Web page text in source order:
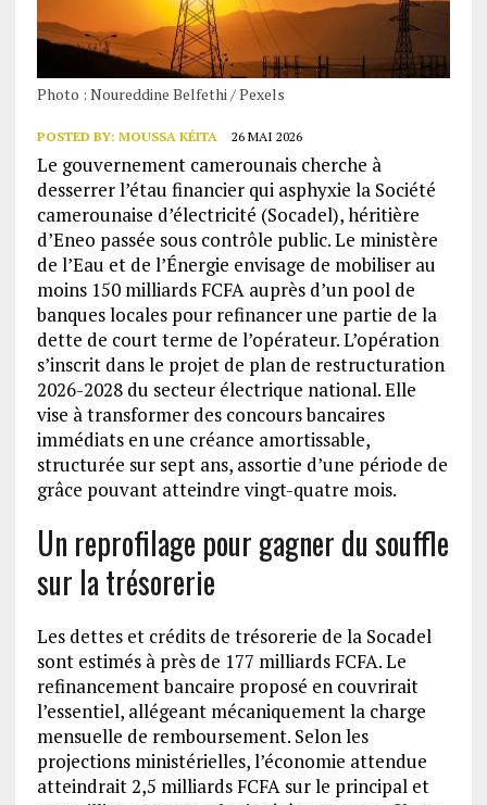
Photo : Noureddine Belfethi / Pexels
POSTED BY: MOUSSA KÉITA 26 MAI 2026
Le gouvernement camerounais cherche à
desserrer l’étau financier qui asphyxie la Société
camerounaise d’électricité (Socadel), héritière
d’Eneo passée sous contrôle public. Le ministère
de l’Eau et de l’Énergie envisage de mobiliser au
moins 150 milliards FCFA auprès d’un pool de
banques locales pour refinancer une partie de la
dette de court terme de l’opérateur. L’opération
s’inscrit dans le projet de plan de restructuration
2026-2028 du secteur électrique national. Elle
vise à transformer des concours bancaires
immédiats en une créance amortissable,
structurée sur sept ans, assortie d’une période de
grâce pouvant atteindre vingt-quatre mois.
Un reprofilage pour gagner du souffle
sur la trésorerie
Les dettes et crédits de trésorerie de la Socadel
sont estimés à près de 177 milliards FCFA. Le
refinancement bancaire proposé en couvrirait
l’essentiel, allégeant mécaniquement la charge
mensuelle de remboursement. Selon les
projections ministérielles, l’économie attendue
atteindrait 2,5 milliards FCFA sur le principal et